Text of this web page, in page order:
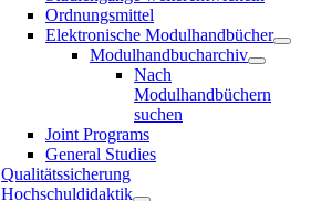
Ordnungsmittel
Elektronische Modulhandbücher
Modulhandbucharchiv
Nach
Modulhandbüchern
suchen
Joint Programs
General Studies
Qualitätssicherung
Hochschuldidaktik